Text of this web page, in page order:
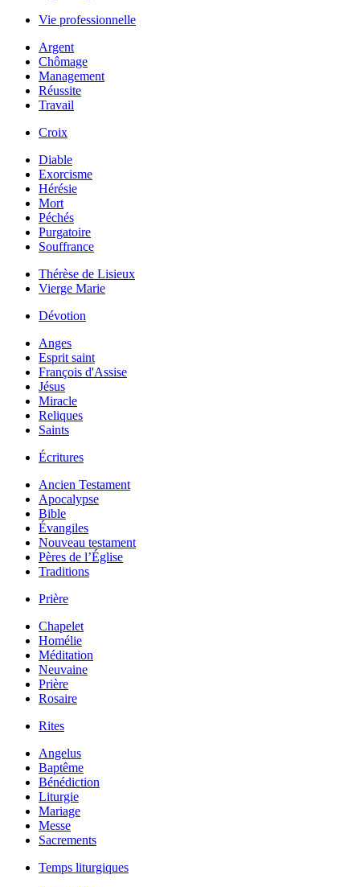
Vie professionnelle
Argent
Chômage
Management
Réussite
Travail
Croix
Diable
Exorcisme
Hérésie
Mort
Péchés
Purgatoire
Souffrance
Thérèse de Lisieux
Vierge Marie
Dévotion
Anges
Esprit saint
François d'Assise
Jésus
Miracle
Reliques
Saints
Écritures
Ancien Testament
Apocalypse
Bible
Évangiles
Nouveau testament
Pères de l’Église
Traditions
Prière
Chapelet
Homélie
Méditation
Neuvaine
Prière
Rosaire
Rites
Angelus
Baptême
Bénédiction
Liturgie
Mariage
Messe
Sacrements
Temps liturgiques